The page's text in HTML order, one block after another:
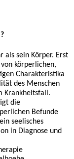
als sein Körper. Erst
körperlichen,
Charakteristika
des Menschen
Krankheitsfall.
die
Befunde
seelisches
in Diagnose und